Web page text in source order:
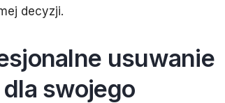
decyzji.
usuwanie
swojego